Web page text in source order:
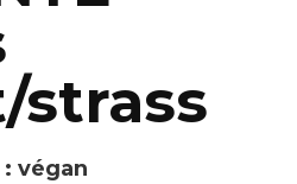
strass
végan